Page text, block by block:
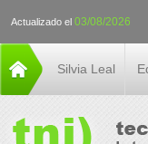
Actualizado el 03/08/2026
Silvia Leal